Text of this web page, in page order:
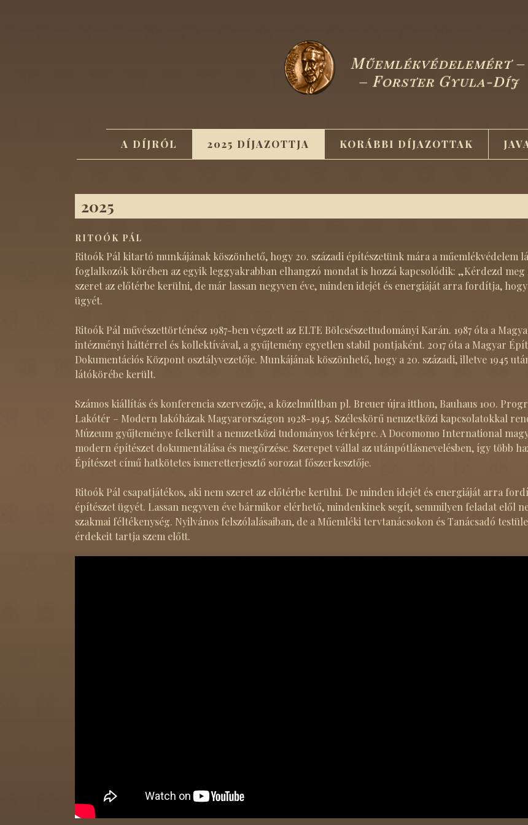
Fő navigáció
A DÍJRÓL 2025 DÍJAZOTTJA KORÁBBI DÍJAZOTTAK
2025
RITOÓK PÁL
Ritoók Pál kitartó munkájának köszönhető, hogy 20. századi építészetünk mára a
foglalkozók körében az egyik leggyakrabban elhangzó mondat is hozzá kapcsolódik: „Kérdezd
szeret az előtérbe kerülni, de már lassan negyven éve, minden idejét és energiáját arra fordítja,
ügyét.
Ritoók Pál művészettörténész 1987-ben végzett az ELTE Bölcsészettudományi Karán. 1987 óta a
intézményi háttérrel és kollektívával, a gyűjtemény egyetlen stabil pontjaként. 2017 óta a Magyar
Dokumentációs Központ osztályvezetője. Munkájának köszönhető, hogy a 20. századi, illetve 1945
látókörébe került.
Számos kiállítás és konferencia szervezője, a közelmúltban pl. Breuer újra itthon, Bauhaus 100.
Lakótér – Modern lakóházak Magyarországon 1928-1945. Széleskörű nemzetközi kapcsolatokkal
Múzeum gyűjteménye felkerült a nemzetközi tudományos térképre. A Docomomo International
modern építészet dokumentálása és megőrzése. Szerepet vállal az utánpótlásnevelésben, így több
Építészet című hatkötetes ismeretterjesztő sorozat főszerkesztője.
Ritoók Pál csapatjátékos, aki nem szeret az előtérbe kerülni. De minden idejét és energiáját arra
építészet ügyét. Lassan negyven éve bármikor elérhető, mindenkinek segít, semmilyen feladat elől
szakmai féltékenység. Nyilvános felszólalásaiban, de a Műemléki tervtanácsokon és Tanácsadó
érdekeit tartja szem előtt.